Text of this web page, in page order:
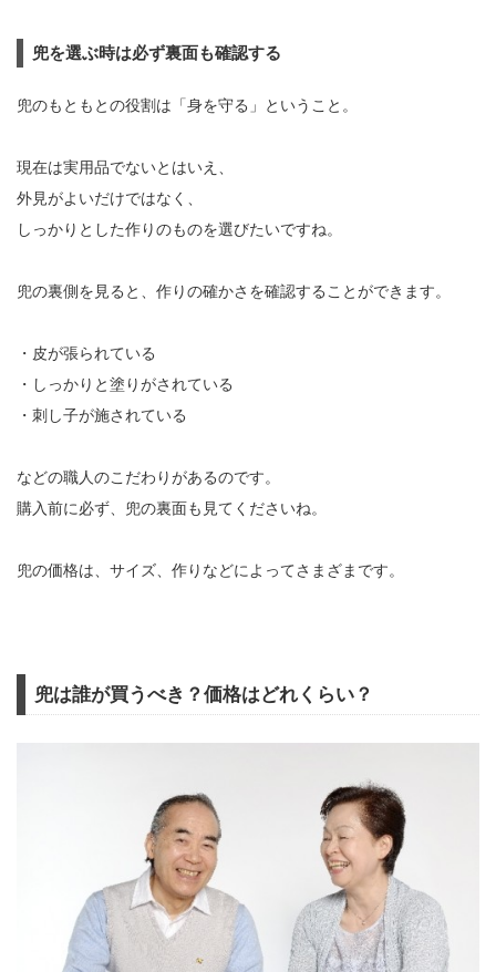
兜を選ぶ時は必ず裏面も確認する
兜のもともとの役割は「身を守る」ということ。
現在は実用品でないとはいえ、
外見がよいだけではなく、
しっかりとした作りのものを選びたいですね。
兜の裏側を見ると、作りの確かさを確認することができます。
・皮が張られている
・しっかりと塗りがされている
・刺し子が施されている
などの職人のこだわりがあるのです。
購入前に必ず、兜の裏面も見てくださいね。
兜の価格は、サイズ、作りなどによってさまざまです。
兜は誰が買うべき？価格はどれくらい？